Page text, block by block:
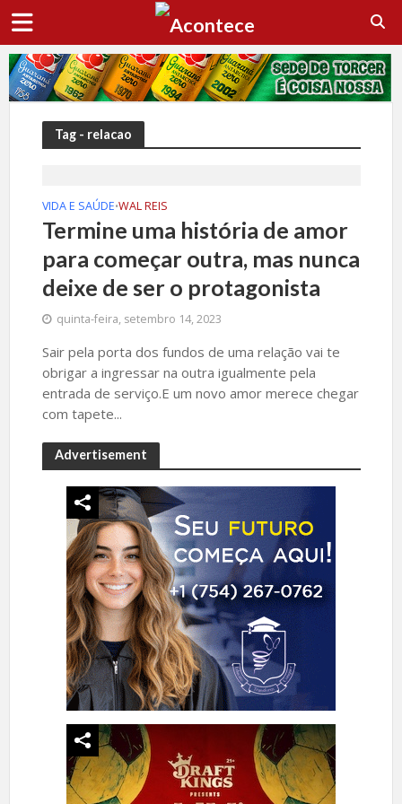
Tag - relacao
VIDA E SAÚDE•WAL REIS
Termine uma história de amor
para começar outra, mas nunca
deixe de ser o protagonista
quinta-feira, setembro 14, 2023
Sair pela porta dos fundos de uma relação vai te
obrigar a ingressar na outra igualmente pela
entrada de serviço.E um novo amor merece chegar
com tapete...
Advertisement